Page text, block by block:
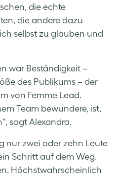
die echte
die andere dazu
selbst zu glauben und
war Beständigkeit –
des Publikums – der
von Femme Lead.
Team bewundere, ist,
sagt Alexandra.
nur zwei oder zehn Leute
Schritt auf dem Weg.
Höchstwahrscheinlich